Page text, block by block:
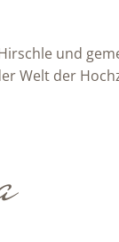
und
Welt der